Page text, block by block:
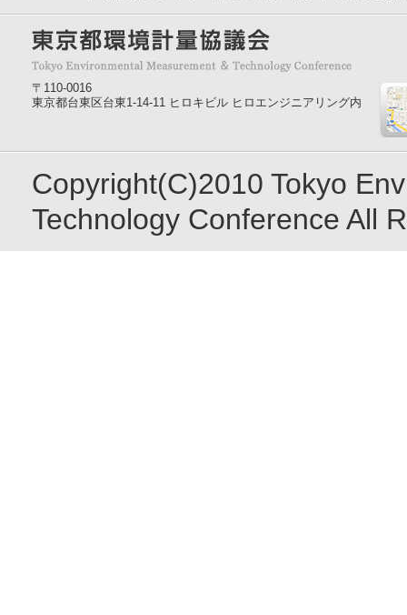
〒110-0016
東京都台東区台東1-14-11 ヒロキビル ヒロエンジニアリング内
Copyright(C)2010 Tokyo
Technology Conference All